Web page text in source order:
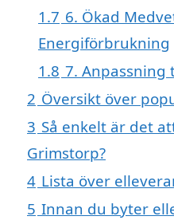
1.7 6. Ökad
Energiförbrukning
1.8 7.
2 Översikt över
3 Så enkelt är det
Grimstorp?
4 Lista över
5 Innan du byter